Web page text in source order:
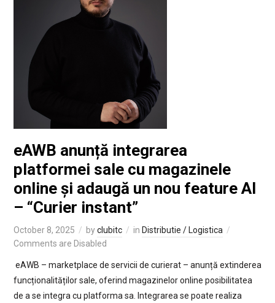
eAWB anunță integrarea
platformei sale cu magazinele
online și adaugă un nou feature AI
– “Curier instant”
October 8, 2025 byclubitc in Distributie / Logistica
Comments are Disabled
eAWB – marketplace de servicii de curierat – anunță extinderea
funcționalităților sale, oferind magazinelor online posibilitatea
de a se integra cu platforma sa. Integrarea se poate realiza